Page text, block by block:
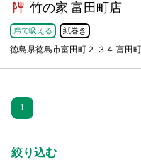
竹の家 富田町店
席で吸える 紙巻き
徳島県徳島市富田町２-３４ 富田
1
絞り込む